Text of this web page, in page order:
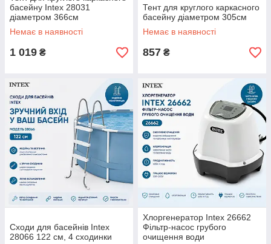
басейну Intex 28031
діаметром 366см
Немає в наявності
1 019 ₴
Тент для круглого каркасного
басейну діаметром 305см
Немає в наявності
857 ₴
Сходи для басейнів Intex
28066 122 см, 4 сходинки
Хлоргенератор Intex 26662
Фільтр-насос грубого
очищення води